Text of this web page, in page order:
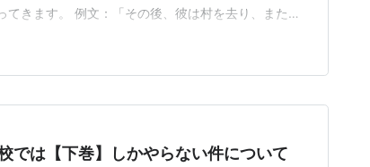
てきます。 例文：「その後、彼は村を去り、また一
と＝未来のこと】にも通じるのです。 「彼」はそ
」の行動は一見、…
では【下巻】しかやらない件について